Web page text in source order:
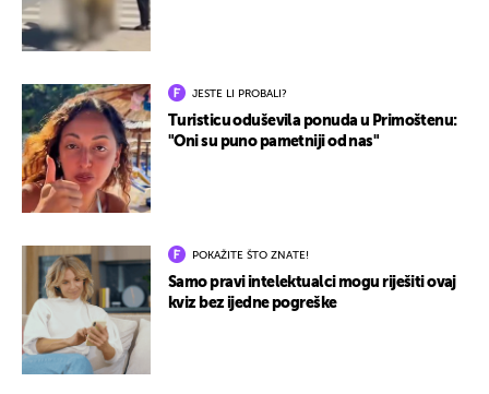
JESTE LI PROBALI?
Turisticu oduševila ponuda u Primoštenu:
"Oni su puno pametniji od nas"
POKAŽITE ŠTO ZNATE!
Samo pravi intelektualci mogu riješiti ovaj
kviz bez ijedne pogreške